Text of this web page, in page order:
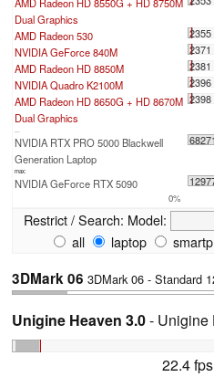
AMD Radeon HD 8550G + HD 8750M
Dual Graphics
AMD Radeon 530
2355
NVIDIA GeForce 840M
2371
AMD Radeon HD 8850M
2381
NVIDIA Quadro K2100M
2396
AMD Radeon HD 8650G + HD 8670M
Dual Graphics
2398
...
NVIDIA RTX PRO 5000 Blackwell
Generation Laptop
max:
NVIDIA GeForce RTX 5090
0%
Restrict / Search: Model:
all
laptop
3DMark 06 3DMark 06 - Standard
Unigine Heaven 3.0- Unigine
22.4 fps